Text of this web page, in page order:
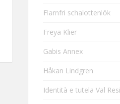
Flarnfri schalottenlök
Freya Klier
Gabis Annex
Håkan Lindgren
Identità e tutela Val